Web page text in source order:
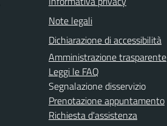
Note legali
Dichiarazione di accessibilità
Amministrazione trasparente
Leggi le FAQ
Segnalazione disservizio
Prenotazione appuntamento
Richiesta d'assistenza